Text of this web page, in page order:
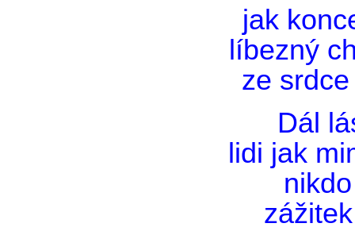
jak
líbezný
ze
Dál
lidi jak